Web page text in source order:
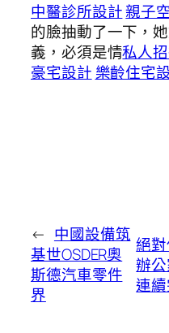
中醫診所設計親子
的臉抽動了一下，
義，必須是情私人
豪宅設計 樂齡住宅
← 中國設備筑
基世OSDER奧
斯德汽車零件
界
絕
辦
連